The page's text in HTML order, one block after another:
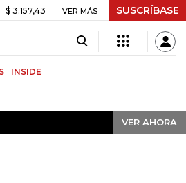
-$ 21,97 -0,69% MSCI COLCAP
VER MÁS SUSCRÍBASE
INSIDE
VER AHORA
VER AHORA